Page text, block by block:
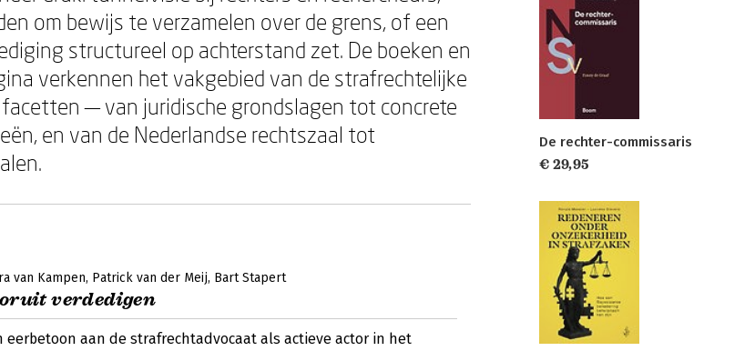
om bewijs te verzamelen over de grens, of een
structureel op achterstand zet. De boeken en
verkennen het vakgebied van de strafrechtelijke
— van juridische grondslagen tot concrete
en van de Nederlandse rechtszaal tot
van Kampen Patrick van der Meij Bart Stapert
verdedigen
eerbetoon aan de strafrechtadvocaat als actieve actor in het
De rechter-commissaris
€ 29,95